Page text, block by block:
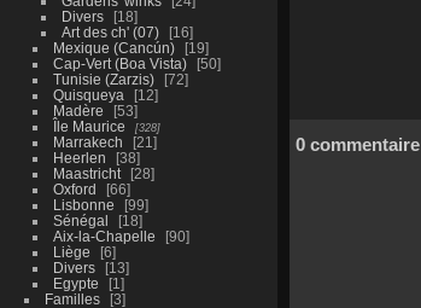
Divers
18
Art des ch' (07)
16
Mexique (Cancún)
19
Cap-Vert (Boa Vista)
50
Tunisie (Zarzis)
72
Quisqueya
12
Madère
53
Île Maurice
328
Marrakech
21
Heerlen
38
Maastricht
28
Oxford
66
Lisbonne
99
Sénégal
18
Aix-la-Chapelle
90
Liège
6
Divers
13
Egypte
1
Familles
3
0 commentaire